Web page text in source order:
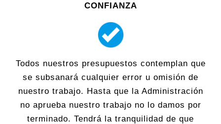
CONFIANZA
Todos nuestros presupuestos contemplan que
se subsanará cualquier error u omisión de
nuestro trabajo. Hasta que la Administración
no aprueba nuestro trabajo no lo damos por
terminado. Tendrá la tranquilidad de que